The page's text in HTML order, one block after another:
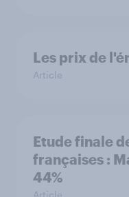
Les prix de
Article
Etude finale
françaises :
44%